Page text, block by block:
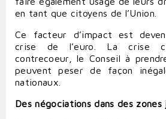
en tant que citoyens de l’Union.
Ce facteur d’impact est
crise de l’euro. La crise
contrecoeur, le Conseil à
peuvent peser de façon
nationaux.
Des négociations dans des